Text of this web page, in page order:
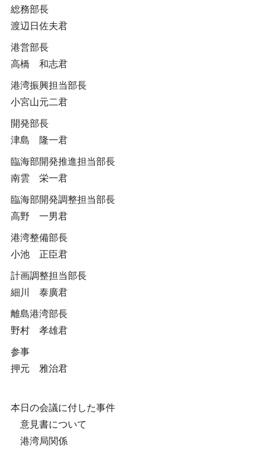
総務部長
渡辺日佐夫君
港営部長
高橋 和志君
港湾振興担当部長
小宮山元二君
開発部長
津島 隆一君
臨海部開発推進担当部長
南雲 栄一君
臨海部開発調整担当部長
高野 一男君
港湾整備部長
小池 正臣君
計画調整担当部長
細川 泰廣君
離島港湾部長
野村 孝雄君
参事
押元 雅治君
本日の会議に付した事件
意見書について
港湾局関係